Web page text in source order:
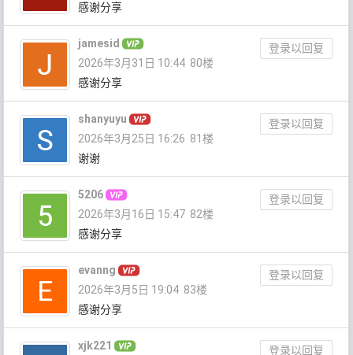
感谢分享
jamesid
登录以回复
2026年3月31日 10:44 80楼
感谢分享
shanyuyu
登录以回复
2026年3月25日 16:26 81楼
谢谢
5206
登录以回复
2026年3月16日 15:47 82楼
感谢分享
evanng
登录以回复
2026年3月5日 19:04 83楼
感谢分享
xjk221
登录以回复